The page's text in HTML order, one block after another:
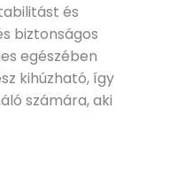
és
biztonságos
egészében
kihúzható, így
számára, aki